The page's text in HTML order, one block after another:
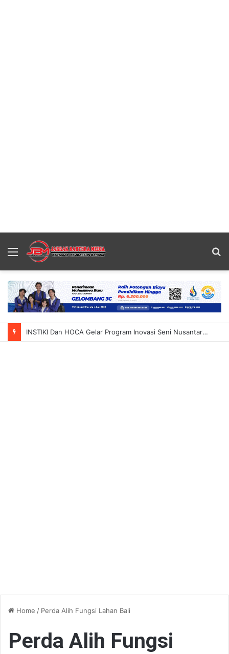
Menu
INSTIKI Dan HOCA Gelar Program Inovasi Seni Nusantara 2026 Hadirkan Pameran UTOPIA X DISTOPIA: UnBALIveable Satukan Seni Dan Teknologi Blockchain
Home / Perda Alih Fungsi Lahan Bali
Perda Alih Fungsi